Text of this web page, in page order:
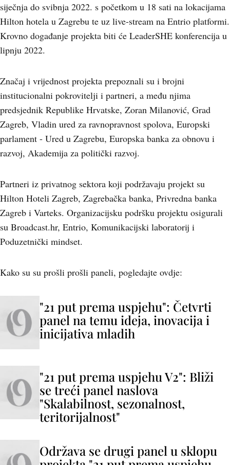
siječnja do svibnja 2022. s početkom u 18 sati na lokacijama
Hilton hotela u Zagrebu te uz live-stream na Entrio platformi.
Krovno događanje projekta biti će LeaderSHE konferencija u
lipnju 2022.
Značaj i vrijednost projekta prepoznali su i brojni
institucionalni pokrovitelji i partneri, a među njima
predsjednik Republike Hrvatske, Zoran Milanović, Grad
Zagreb, Vladin ured za ravnopravnost spolova, Europski
parlament - Ured u Zagrebu, Europska banka za obnovu i
razvoj, Akademija za politički razvoj.
Partneri iz privatnog sektora koji podržavaju projekt su
Hilton Hoteli Zagreb, Zagrebačka banka, Privredna banka
Zagreb i Varteks. Organizacijsku podršku projektu osigurali
su Broadcast.hr, Entrio, Komunikacijski laboratorij i
Poduzetnički mindset.
Kako su su prošli prošli paneli, pogledajte ovdje:
"21 put prema uspjehu": Četvrti
panel na temu ideja, inovacija i
inicijativa mladih
"21 put prema uspjehu V2": Bliži
se treći panel naslova
"Skalabilnost, sezonalnost,
teritorijalnost"
Održava se drugi panel u sklopu